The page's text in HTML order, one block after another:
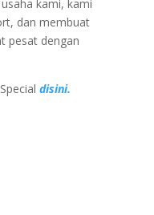
kami, kami
dan membuat
pesat dengan
disini.